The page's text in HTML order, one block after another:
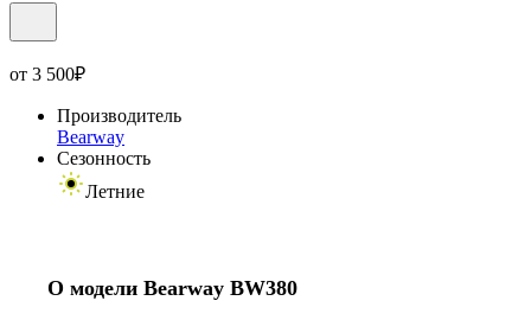
от 3 500₽
Производитель
Bearway
Сезонность
Летние
О модели Bearway BW380